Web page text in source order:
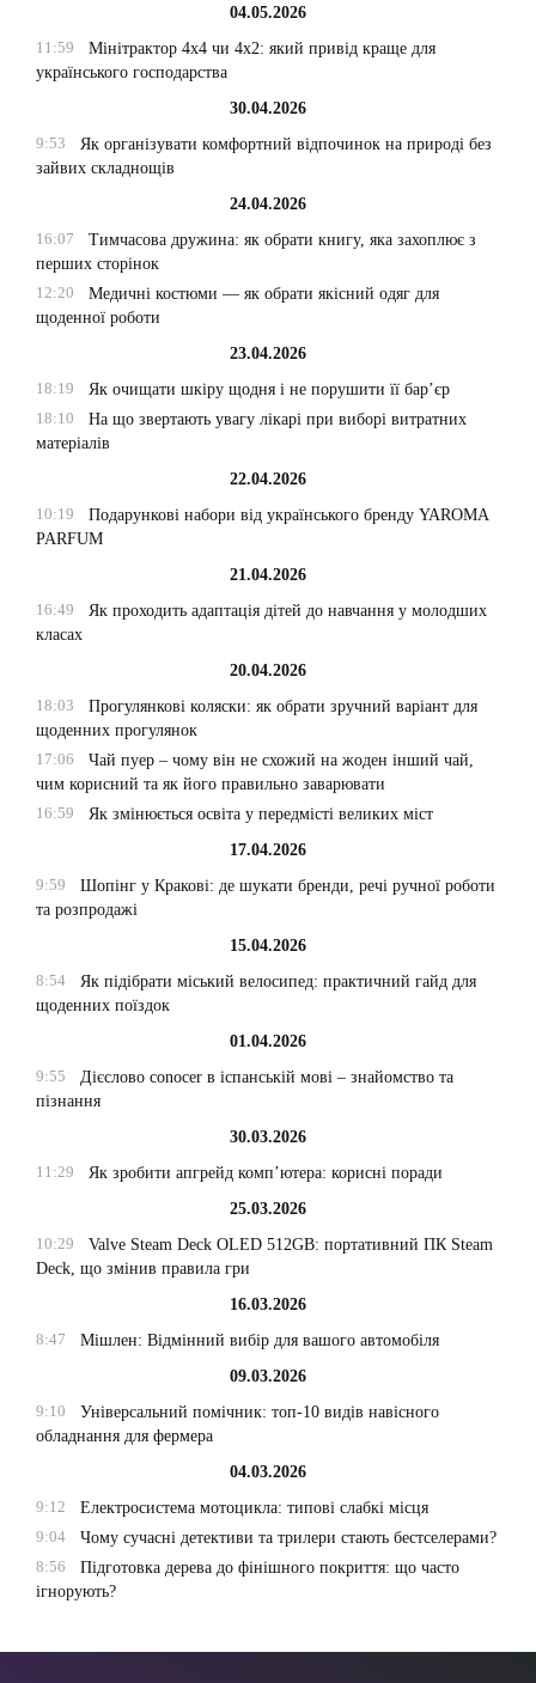
04.05.2026
11:59
Мінітрактор 4х4 чи 4х2: який привід краще для
українського господарства
30.04.2026
9:53
Як організувати комфортний відпочинок на природі без
зайвих складнощів
24.04.2026
16:07
Тимчасова дружина: як обрати книгу, яка захоплює з
перших сторінок
12:20
Медичні костюми — як обрати якісний одяг для
щоденної роботи
23.04.2026
18:19
Як очищати шкіру щодня і не порушити її бар’єр
18:10
На що звертають увагу лікарі при виборі витратних
матеріалів
22.04.2026
10:19
Подарункові набори від українського бренду YAROMA
PARFUM
21.04.2026
16:49
Як проходить адаптація дітей до навчання у молодших
класах
20.04.2026
18:03
Прогулянкові коляски: як обрати зручний варіант для
щоденних прогулянок
17:06
Чай пуер – чому він не схожий на жоден інший чай,
чим корисний та як його правильно заварювати
16:59
Як змінюється освіта у передмісті великих міст
17.04.2026
9:59
Шопінг у Кракові: де шукати бренди, речі ручної роботи
та розпродажі
15.04.2026
8:54
Як підібрати міський велосипед: практичний гайд для
щоденних поїздок
01.04.2026
9:55
Дієслово conocer в іспанській мові – знайомство та
пізнання
30.03.2026
11:29
Як зробити апгрейд комп’ютера: корисні поради
25.03.2026
10:29
Valve Steam Deck OLED 512GB: портативний ПК Steam
Deck, що змінив правила гри
16.03.2026
8:47
Мішлен: Відмінний вибір для вашого автомобіля
09.03.2026
9:10
Універсальний помічник: топ-10 видів навісного
обладнання для фермера
04.03.2026
9:12
Електросистема мотоцикла: типові слабкі місця
9:04
Чому сучасні детективи та трилери стають бестселерами?
8:56
Підготовка дерева до фінішного покриття: що часто
ігнорують?